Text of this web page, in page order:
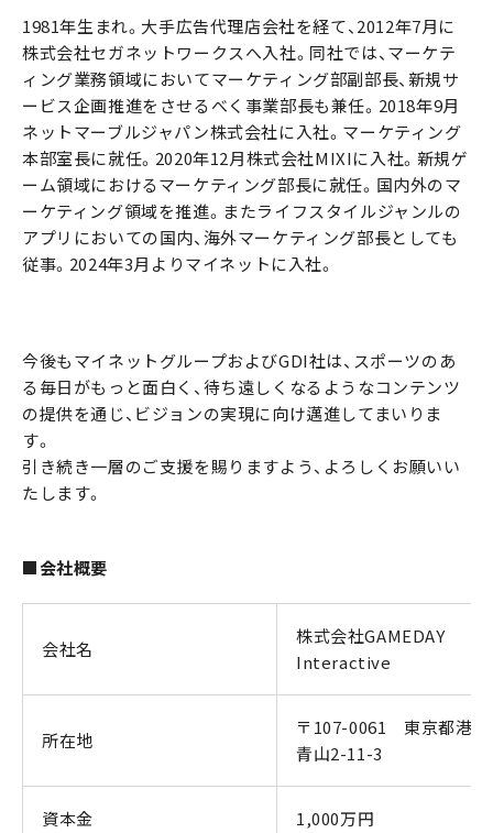
1981年生まれ。大手広告代理店会社を経て、2012年7月に
株式会社セガネットワークスへ入社。同社では、マーケテ
ィング業務領域においてマーケティング部副部長、新規サ
ービス企画推進をさせるべく事業部長も兼任。2018年9月
ネットマーブルジャパン株式会社に入社。マーケティング
本部室長に就任。2020年12月株式会社MIXIに入社。新規ゲ
ーム領域におけるマーケティング部長に就任。国内外のマ
ーケティング領域を推進。またライフスタイルジャンルの
アプリにおいての国内、海外マーケティング部長としても
従事。2024年3月よりマイネットに入社。
今後もマイネットグループおよびGDI社は、スポーツのあ
る毎日がもっと面白く、待ち遠しくなるようなコンテンツ
の提供を通じ、ビジョンの実現に向け邁進してまいりま
す。
引き続き一層のご支援を賜りますよう、よろしくお願いい
たします。
■会社概要
会社名
株式会社GAMEDAY
Interactive
所在地
〒107-0061 東京都港区
青山2-11-3
資本金 1,000万円